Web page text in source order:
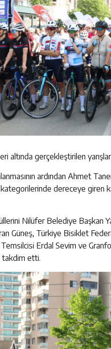
altında gerçekleştirilen
ardından Ahmet
dereceye giren
Nilüfer Belediye Başkan
Güneş, Türkiye Bisiklet
Erdal Sevim ve
etti.